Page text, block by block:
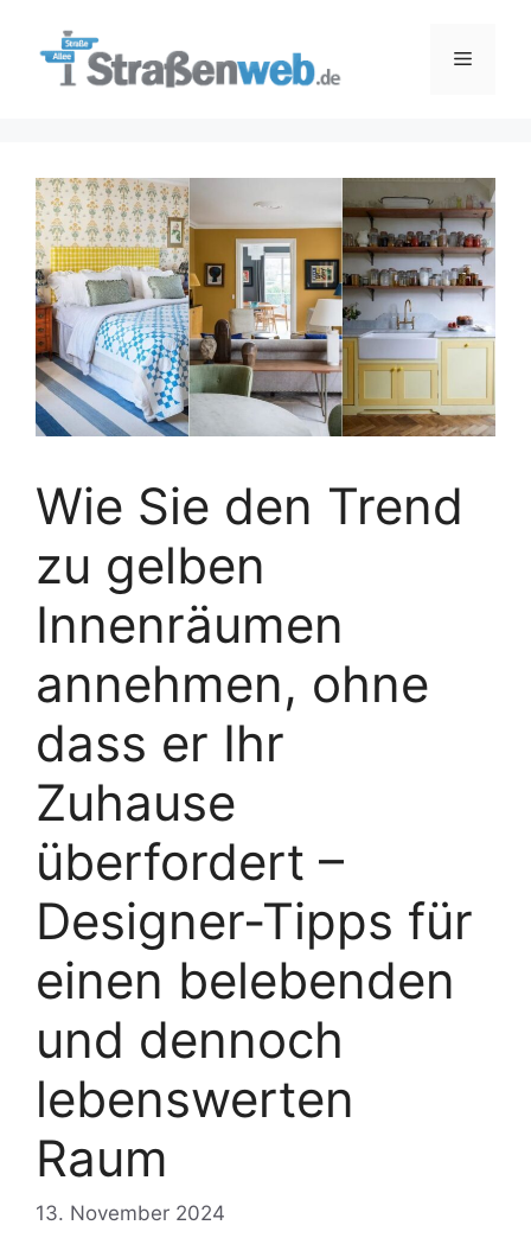
Menü
Wie Sie den Trend
zu gelben
Innenräumen
annehmen, ohne
dass er Ihr
Zuhause
überfordert –
Designer-Tipps für
einen belebenden
und dennoch
lebenswerten
Raum
13. November 2024